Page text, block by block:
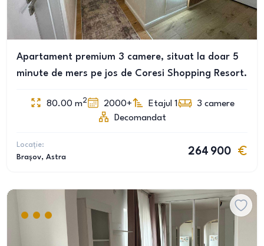
Apartament premium 3 camere, situat la doar 5
minute de mers pe jos de Coresi Shopping Resort.
80.00 m2 2000+ Etajul 1 3 camere
Decomandat
Locație:
Brașov, Astra
264 900